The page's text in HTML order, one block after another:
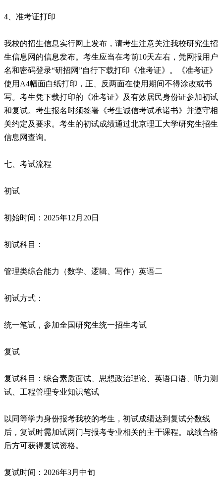
4、准考证打印
我校的招生信息实行网上发布，请考生注意关注我校研究生招
生信息网的信息发布。考生应当在考前10天左右，凭网报用户
名和密码登录“研招网”自行下载打印《准考证》。《准考证》
使用A4幅面白纸打印，正、反两面在使用期间不得涂改或书
写。考生凭下载打印的《准考证》及有效居民身份证参加初试
和复试。考生报名时须签署《考生诚信考试承诺书》并遵守相
关约定及要求。考生的初试成绩通过北京理工大学研究生招生
信息网查询。
七、考试流程
初试
初始时间：2025年12月20日
初试科目：
管理类综合能力（数学、逻辑、写作）英语二
初试方式：
统一笔试，参加全国研究生统一招生考试
复试
复试科目：综合素质面试、思想政治理论、英语口语、听力测
试、工程管理专业知识笔试
以同等学力身份报考我校的考生，初试成绩达到复试分数线
后，复试时需加试两门与报考专业相关的主干课程。成绩合格
后方可获得复试资格。
复试时间：2026年3月中旬